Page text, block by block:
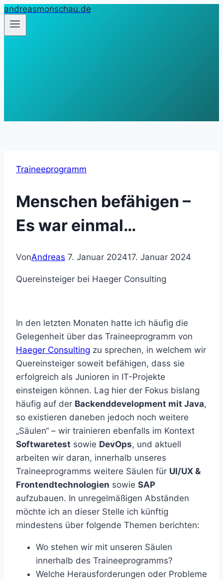
Zum
Inhalt
springen
andreasmonschau.de
Traineeprogramm
Menschen befähigen –
Es war einmal…
VonAndreas 7. Januar 202417. Januar 2024
Quereinsteiger bei Haeger Consulting
In den letzten Monaten hatte ich häufig die
Gelegenheit über das Traineeprogramm von
Haeger Consulting zu sprechen, in welchem wir
Quereinsteiger soweit befähigen, dass sie
erfolgreich als Junioren in IT-Projekte
einsteigen können. Lag hier der Fokus bislang
häufig auf der Backenddevelopment mit Java,
so existieren daneben jedoch noch weitere
„Säulen“ – wir trainieren ebenfalls im Kontext
Softwaretest sowie DevOps, und aktuell
arbeiten wir daran, innerhalb unseres
Traineeprogramms weitere Säulen für UI/UX &
Frontendtechnologien sowie SAP
aufzubauen. In unregelmäßigen Abständen
möchte ich an dieser Stelle ich künftig
mindestens über folgende Themen berichten:
Wo stehen wir mit unseren Säulen
innerhalb des Traineeprogramms?
Welche Herausforderungen oder Probleme